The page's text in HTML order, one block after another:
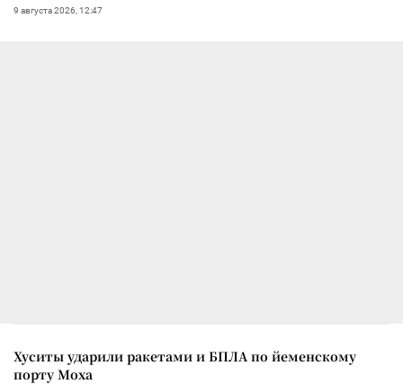
9 августа 2026, 12:47
Хуситы ударили ракетами и БПЛА по йеменскому
порту Моха